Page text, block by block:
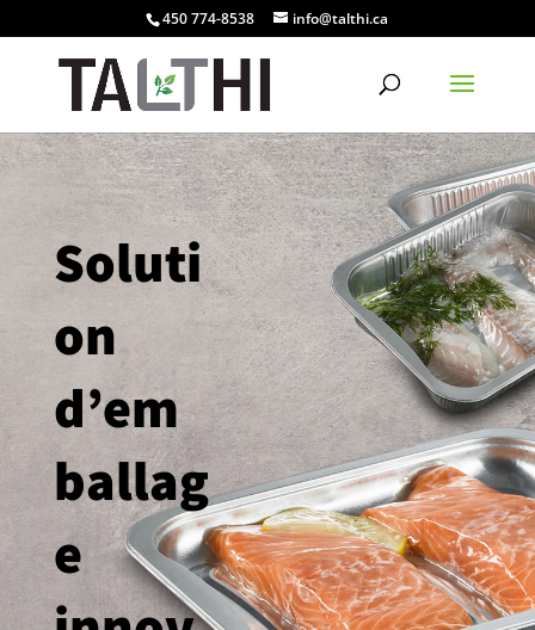
450 774-8538 info@talthi.ca
Soluti
on
d’em
ballag
e